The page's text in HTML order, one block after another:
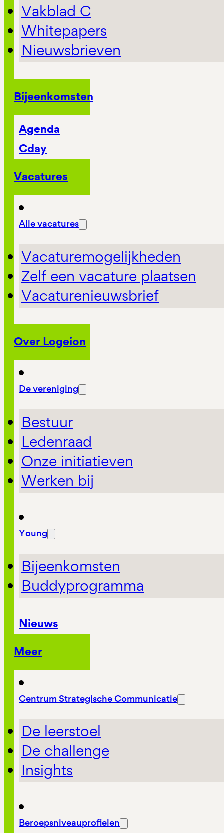
Vakblad C
Whitepapers
Nieuwsbrieven
Bijeenkomsten
Agenda
Cday
Vacatures
Alle vacatures
Vacaturemogelijkheden
Zelf een vacature plaatsen
Vacaturenieuwsbrief
Over Logeion
De vereniging
Bestuur
Ledenraad
Onze initiatieven
Werken bij
Young
Bijeenkomsten
Buddyprogramma
Nieuws
Meer
Centrum Strategische Communicatie
De leerstoel
De challenge
Insights
Beroepsniveauprofielen